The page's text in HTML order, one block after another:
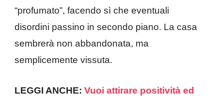
“profumato”, facendo sì che eventuali
disordini passino in secondo piano. La casa
sembrerà non abbandonata, ma
semplicemente vissuta.
LEGGI ANCHE: Vuoi attirare positività ed